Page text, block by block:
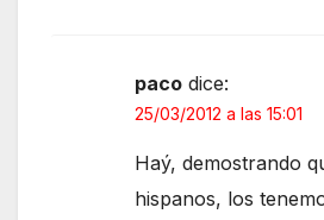
paco dice:
25/03/2012 a las 15:01
Haý, demostrando
hispanos, los